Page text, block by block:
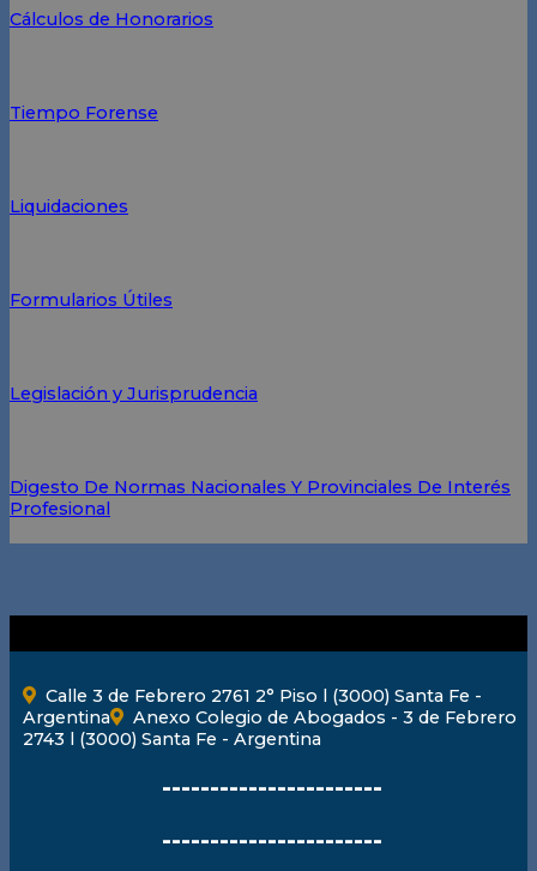
Cálculos de Honorarios
Tiempo Forense
Liquidaciones
Formularios Útiles
Legislación y Jurisprudencia
Digesto De Normas Nacionales Y Provinciales De Interés
Profesional
Calle 3 de Febrero 2761 2° Piso l (3000) Santa Fe -
Argentina
Anexo Colegio de Abogados - 3 de Febrero
2743 l (3000) Santa Fe - Argentina
-----------------------
-----------------------